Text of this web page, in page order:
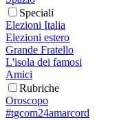
Speciali
Elezioni Italia
Elezioni estero
Grande Fratello
L'isola dei famosi
Amici
Rubriche
Oroscopo
#tgcom24amarcord